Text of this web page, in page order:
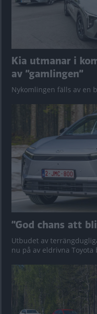
Kia utmanar i
av ”gamlingen”
Nykomlingen fälls av en
”God chans att
Utbudet av
nu på av eldrivna Toyota